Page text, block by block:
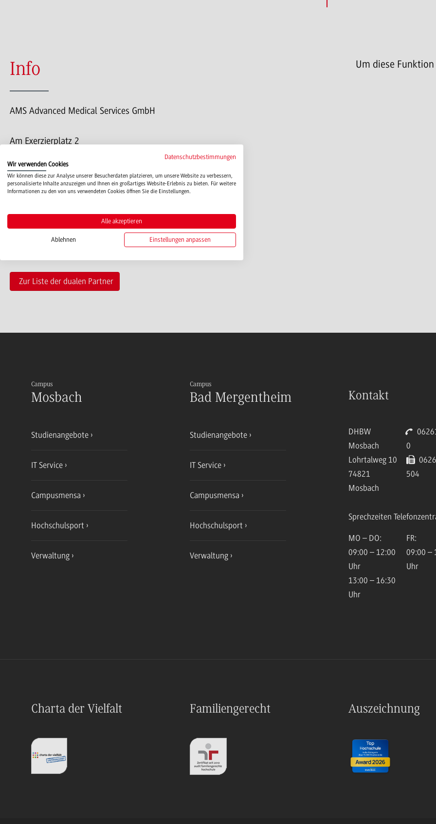
Info
AMS Advanced Medical Services GmbH
Am Exerzierplatz 2
ams[at]ams-europe.com
Um diese
Zur Liste der dualen Partner
Campus
Mosbach
Studienangebote
IT Service
Campusmensa
Hochschulsport
Verwaltung
Campus
Bad Mergentheim
Studienangebote
IT Service
Campusmensa
Hochschulsport
Verwaltung
Kontakt
DHBW
Mosbach
Lohrtalweg 10
74821
Mosbach
0
504
Sprechzeiten
MO – DO:
09:00 – 12:00
Uhr
13:00 – 16:30
Uhr
FR:
09:00 –
Uhr
Charta der Vielfalt Familiengerecht Auszeichnung
Datenschutzbestimmungen
Wir verwenden Cookies
Wir können diese zur Analyse unserer Besucherdaten platzieren, um unsere Website zu verbessern,
personalisierte Inhalte anzuzeigen und Ihnen ein großartiges Website-Erlebnis zu bieten. Für weitere
Informationen zu den von uns verwendeten Cookies öffnen Sie die Einstellungen.
Alle akzeptieren
Ablehnen Einstellungen anpassen